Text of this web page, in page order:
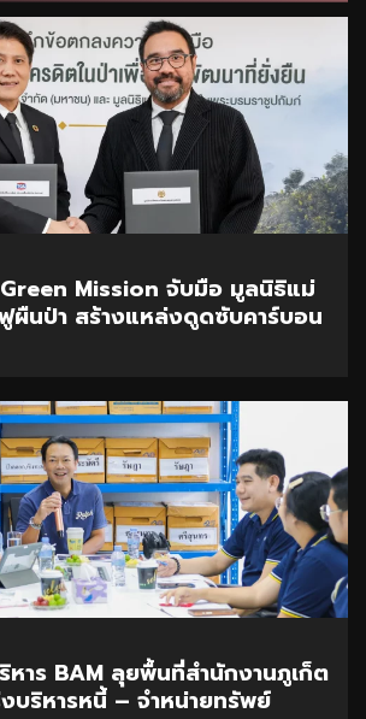
Mission จับมือ มูลนิธิแม่
นป่า สร้างแหล่งดูดซับคาร์บอน
หาร BAM ลุยพื้นที่สำนักงานภูเก็ต
บริหารหนี้ – จำหน่ายทรัพย์